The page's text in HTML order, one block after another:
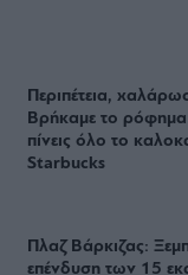
Περιπέτεια,
Βρήκαμε το
πίνεις όλο το
Starbucks
Πλαζ Βάρκιζας:
επένδυση των 15